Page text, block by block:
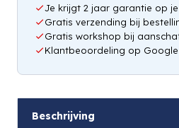
Je krijgt 2 jaar garantie op
Gratis verzending bij
Gratis workshop bij
Klantbeoordeling op
Beschrijving